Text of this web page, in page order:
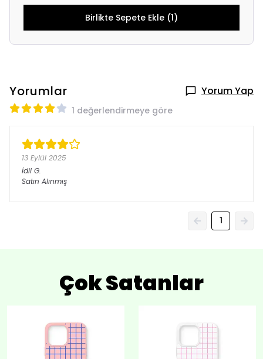
Birlikte Sepete Ekle (1)
Yorumlar Yorum Yap
1 değerlendirmeye göre
13 Eylül 2025
İdil G.
Satın Alınmış
1
Çok Satanlar